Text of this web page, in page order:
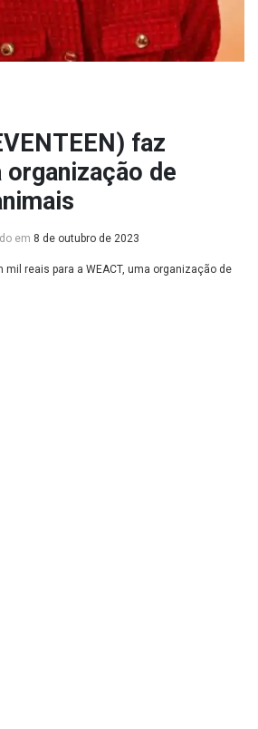
faz
organização de
em 8 de outubro de 2023
mil reais para a WEACT, uma organização de